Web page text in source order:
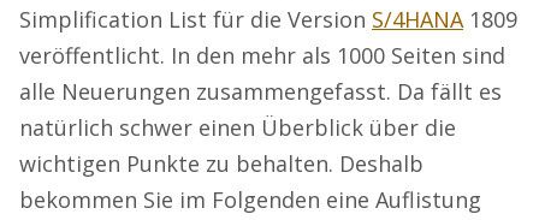
Simplification List für die Version S/4HANA1809
veröffentlicht. In den mehr als 1000 Seiten sind
alle Neuerungen zusammengefasst. Da fällt es
natürlich schwer einen Überblick über die
wichtigen Punkte zu behalten. Deshalb
bekommen Sie im Folgenden eine Auflistung